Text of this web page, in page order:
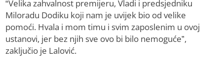
“Velika zahvalnost premijeru, Vladi i predsjedniku
Miloradu Dodiku koji nam je uvijek bio od velike
pomoći. Hvala i mom timu i svim zaposlenim u ovoj
ustanovi, jer bez njih sve ovo bi bilo nemoguće”,
zaključio je Lalović.